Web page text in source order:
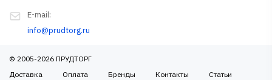
E-mail:
info@prudtorg.ru
© 2005-2026 ПРУДТОРГ
Доставка
Оплата Бренды Контакты
Статьи